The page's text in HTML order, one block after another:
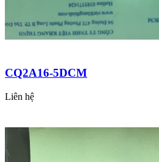
CQ2A16-5DCM
Liên hệ